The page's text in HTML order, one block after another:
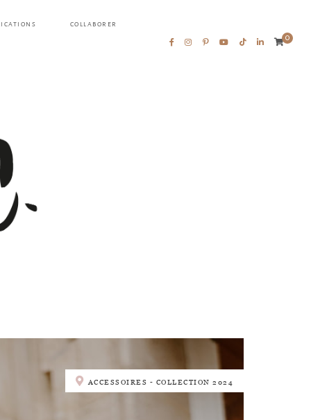
COLLABORER
0
ACCESSOIRES - COLLECTION 2024